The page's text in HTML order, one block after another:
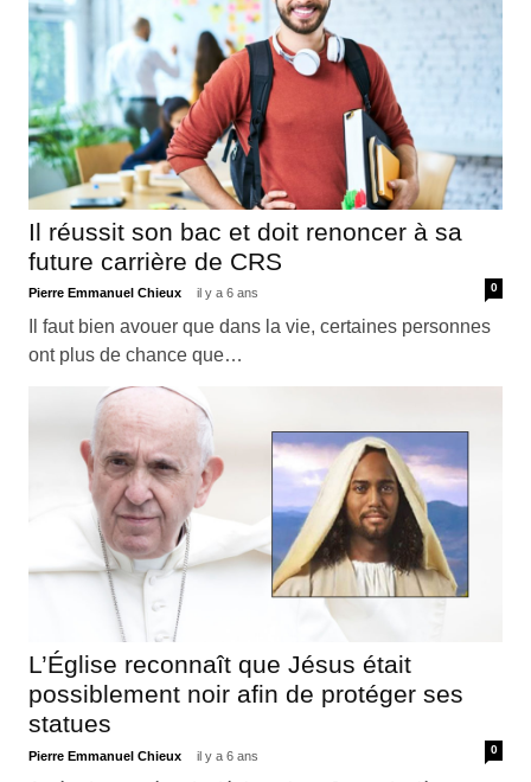
Il réussit son bac et doit renoncer à sa
future carrière de CRS
Pierre Emmanuel Chieux il y a 6 ans 0
Il faut bien avouer que dans la vie, certaines personnes
ont plus de chance que…
L’Église reconnaît que Jésus était
possiblement noir afin de protéger ses
statues
Pierre Emmanuel Chieux il y a 6 ans 0